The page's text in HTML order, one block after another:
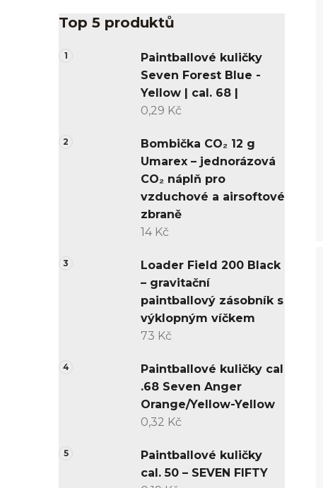
Top 5 produktů
Paintballové kuličky
Seven Forest Blue -
Yellow | cal. 68 |
0,29 Kč
Bombička CO₂ 12 g
Umarex – jednorázová
CO₂ náplň pro
vzduchové a airsoftové
zbraně
14 Kč
Loader Field 200 Black
– gravitační
paintballový zásobník s
výklopným víčkem
73 Kč
Paintballové kuličky cal
.68 Seven Anger
Orange/Yellow-Yellow
0,32 Kč
Paintballové kuličky
cal. 50 – SEVEN FIFTY